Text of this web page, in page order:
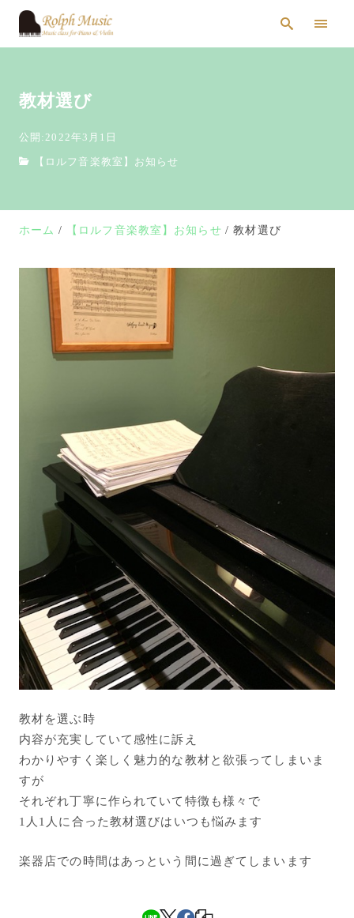
教材選び
公開:2022年3月1日
【ロルフ音楽教室】お知らせ
ホーム 【ロルフ音楽教室】お知らせ 教材選び
教材を選ぶ時
内容が充実していて感性に訴え
わかりやすく楽しく魅力的な教材と欲張ってしまいま
すが
それぞれ丁寧に作られていて特徴も様々で
1人1人に合った教材選びはいつも悩みます
楽器店での時間はあっという間に過ぎてしまいます